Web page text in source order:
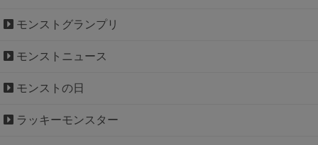
モンストグランプリ
モンストニュース
モンストの日
ラッキーモンスター